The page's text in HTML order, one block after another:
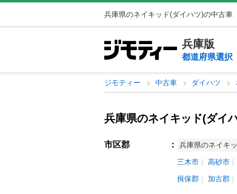
兵庫県のネイキッド(ダイハツ)の中古車
兵庫版
都道府県選択
ジモティー 中古車 ダイハツ
兵庫県のネイキッド(ダイ
市区郡 ： 兵庫県のネイキ
三木市
高砂市
揖保郡
加古郡